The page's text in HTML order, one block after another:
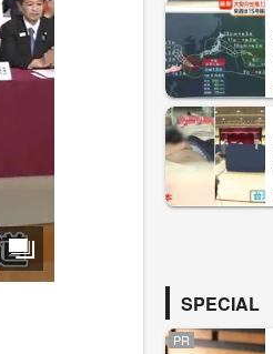
SPECIAL
PR